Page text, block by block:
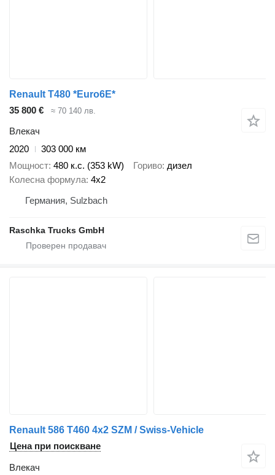
Renault T480 *Euro6E*
35 800 €
≈ 70 140 лв.
Влекач
2020
303 000 км
Мощност 480 к.с. (353 kW) Гориво дизел
Колесна формула 4x2
Германия, Sulzbach
Raschka Trucks GmbH
Renault 586 T460 4x2 SZM / Swiss-Vehicle
Цена при поискване
Влекач